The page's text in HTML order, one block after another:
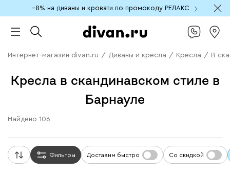
−8% на диваны и кровати по промокоду РЕЛАКС
Интернет-магазин divan.ru / Диваны и кресла / Кресла / В
Кресла в скандинавском стиле в
Барнауле
Найдено 106
Фильтры Доставим быстро Со скидкой